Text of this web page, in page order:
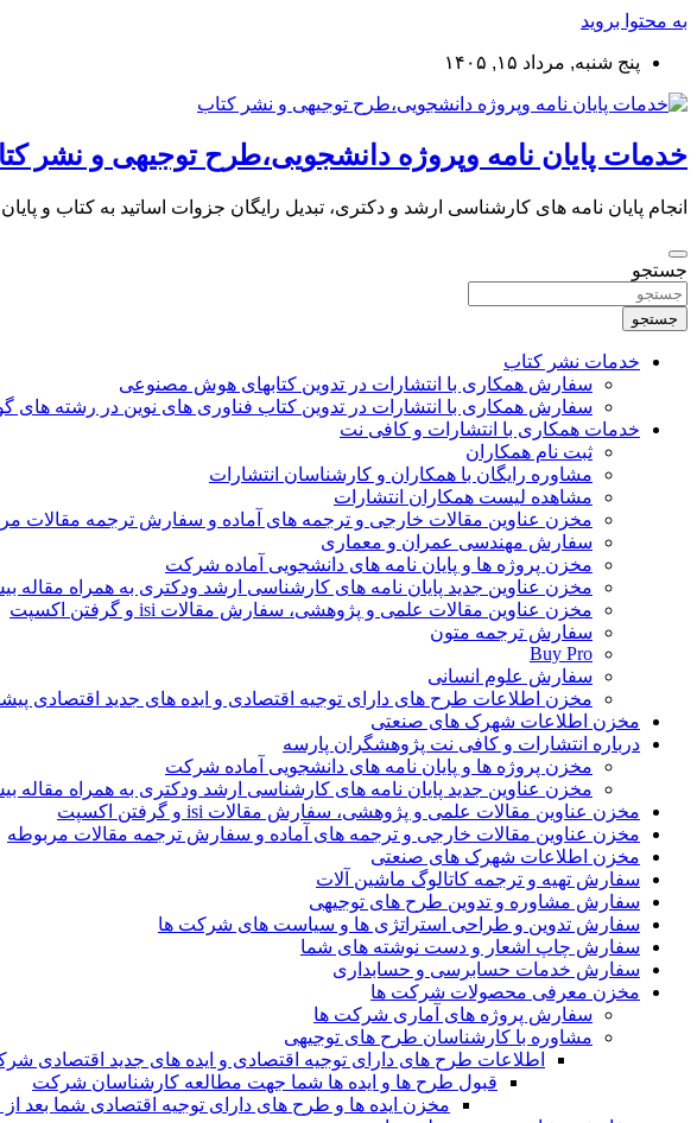
به محتوا بروید
پنج شنبه, مرداد ۱۵, ۱۴۰۵
خدمات پایان نامه وپروژه دانشجویی،طرح توجیهی و نشر
انجام پایان نامه های کارشناسی ارشد و دکتری، تبدیل رایگان جزوات اساتید به کتاب
جستجو
جستجو
خدمات نشر کتاب
سفارش همکاری با انتشارات در تدوین کتابهای هوش مصنوعی
سفارش همکاری با انتشارات در تدوین کتاب فناوری های نوین در رشته های
خدمات همکاری با انتشارات و کافی نت
ثبت نام همکاران
مشاوره رایگان با همکاران و کارشناسان انتشارات
مشاهده لیست همکاران انتشارات
مخزن عناوین مقالات خارجی و ترجمه های آماده و سفارش ترجمه مقالات
سفارش مهندسی عمران و معماری
مخزن پروژه ها و پایان نامه های دانشجویی آماده شرکت
مخزن عناوین جدید پایان نامه های کارشناسی ارشد ودکتری به همراه مقاله
مخزن عناوین مقالات علمی و پژوهشی، سفارش مقالات isi و گرفتن اکسپت
سفارش ترجمه متون
Buy Pro
سفارش علوم انسانی
مخزن اطلاعات طرح های دارای توجیه اقتصادی و ایده های جدید اقتصادی
مخزن اطلاعات شهرک های صنعتی
درباره انتشارات و کافی نت پژوهشگران پارسه
مخزن پروژه ها و پایان نامه های دانشجویی آماده شرکت
مخزن عناوین جدید پایان نامه های کارشناسی ارشد ودکتری به همراه مقاله
مخزن عناوین مقالات علمی و پژوهشی، سفارش مقالات isi و گرفتن اکسپت
مخزن عناوین مقالات خارجی و ترجمه های آماده و سفارش ترجمه مقالات مربوطه
مخزن اطلاعات شهرک های صنعتی
سفارش تهیه و ترجمه کاتالوگ ماشین آلات
سفارش مشاوره و تدوین طرح های توجیهی
سفارش تدوین و طراحی استراتژی ها و سیاست های شرکت ها
سفارش چاپ اشعار و دست نوشته های شما
سفارش خدمات حسابرسی و حسابداری
مخزن معرفی محصولات شرکت ها
سفارش پروژه های آماری شرکت ها
مشاوره با کارشناسان طرح های توجیهی
اطلاعات طرح های دارای توجیه اقتصادی و ایده های جدید اقتصادی
قبول طرح ها و ایده ها شما جهت مطالعه کارشناسان شرکت
مخزن ایده ها و طرح های دارای توجیه اقتصادی شما بعد از